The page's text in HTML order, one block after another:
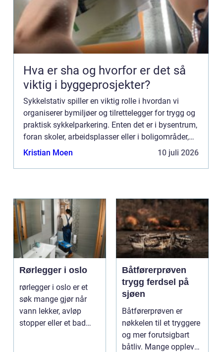
Hva er sha og hvorfor er det så
viktig i byggeprosjekter?
Sykkelstativ spiller en viktig rolle i hvordan vi
organiserer bymiljøer og tilrettelegger for trygg og
praktisk sykkelparkering. Enten det er i bysentrum,
foran skoler, arbeidsplasser eller i boligområder,
gir sykkelstativer en effektiv ...
Kristian Moen 10 juli 2026
Rørlegger i oslo
rørlegger i oslo er et
søk mange gjør når
vann lekker, avløp
stopper eller et bad
Båtførerprøven
trygg ferdsel på
sjøen
Båtførerprøven er
nøkkelen til et tryggere
og mer forutsigbart
båtliv. Mange opplever